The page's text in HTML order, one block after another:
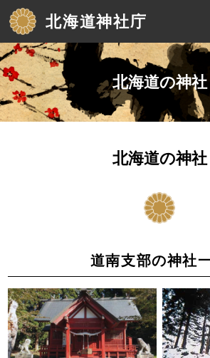
北海道神社庁
北海道の神社
北海道の神社
道南支部の神社